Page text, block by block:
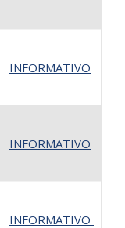
INFORMATIVO
INFORMATIVO
INFORMATIVO